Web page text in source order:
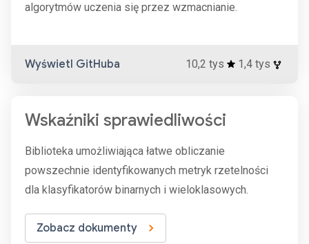
algorytmów uczenia się przez wzmacnianie.
Wyświetl GitHuba 10,2 tys 1,4 tys
Wskaźniki sprawiedliwości
Biblioteka umożliwiająca łatwe obliczanie
powszechnie identyfikowanych metryk rzetelności
dla klasyfikatorów binarnych i wieloklasowych.
Zobacz dokumenty